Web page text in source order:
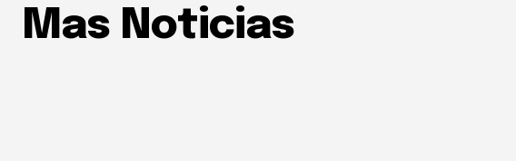
Mas Noticias